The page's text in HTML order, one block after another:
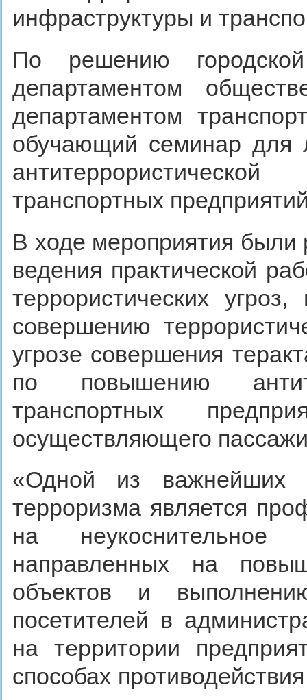
инфраструктуры и
По решению городской
департаментом
департаментом
обучающий семинар для
транспортных
В ходе мероприятия были
ведения практической
террористических
совершению
угрозе совершения
по повышению
транспортных
осуществляющего
«Одной из важнейших
терроризма является
на неукоснительное
направленных на
объектов и
посетителей в
на территории
способах